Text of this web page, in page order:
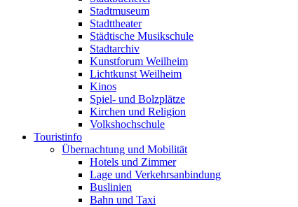
Stadtmuseum
Stadttheater
Städtische Musikschule
Stadtarchiv
Kunstforum Weilheim
Lichtkunst Weilheim
Kinos
Spiel- und Bolzplätze
Kirchen und Religion
Volkshochschule
Touristinfo
Übernachtung und Mobilität
Hotels und Zimmer
Lage und Verkehrsanbindung
Buslinien
Bahn und Taxi